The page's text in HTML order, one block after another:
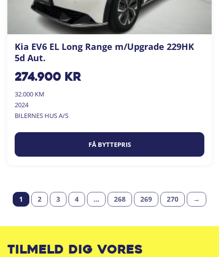
Kia EV6 EL Long Range m/Upgrade 229HK
5d Aut.
274.900kr
32.000 KM
2024
BILERNES HUS A/S
FÅ BYTTEPRIS
1 2 3 4 … 268 269 270 →
Tilmeld dig vores